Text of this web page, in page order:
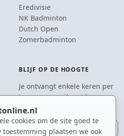
cookies om de site goed te
plaatsen we ook
Eredivisie
NK Badminton
Dutch Open
Zomerbadminton
BLIJF OP DE HOOGTE
Je ontvangt enkele keren per
jaar een e-mail met het
laatste badmintonnieuws.
E-mailadres